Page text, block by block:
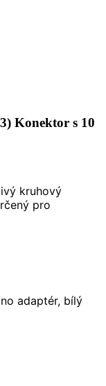
Konektor s 10
kruhový
pro
adaptér, bílý